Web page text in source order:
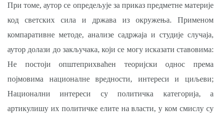
При томе, аутор се опредељује за приказ предметне материје
код светских сила и држава из окружења. Применом
компаративне методе, анализе садржаја и студије случаја,
аутор долази до закључака, који се могу исказати ставовима:
Не постоји општеприхваћен теоријски однос према
појмовима националне вредности, интереси и циљеви;
Национални интереси су политичка категорија, а
артикулишу их политичке елите на власти, у ком смислу су